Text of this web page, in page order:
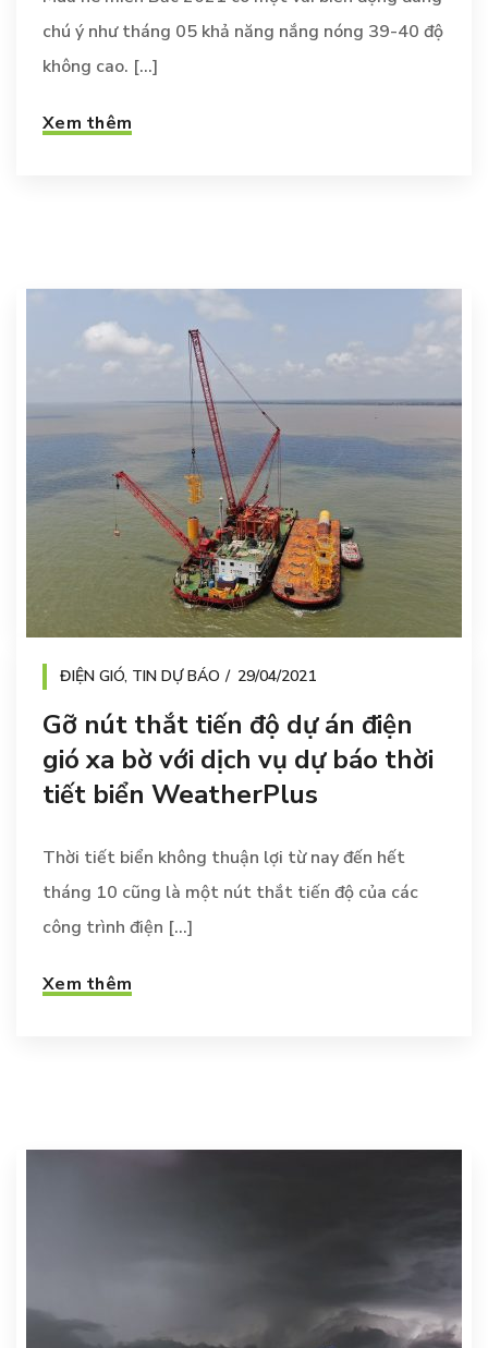
chú ý như tháng 05 khả năng nắng nóng 39-40 độ
không cao. [...]
Xem thêm
ĐIỆN GIÓ, TIN DỰ BÁO 29/04/2021
Gỡ nút thắt tiến độ dự án điện
gió xa bờ với dịch vụ dự báo thời
tiết biển WeatherPlus
Thời tiết biển không thuận lợi từ nay đến hết
tháng 10 cũng là một nút thắt tiến độ của các
công trình điện [...]
Xem thêm